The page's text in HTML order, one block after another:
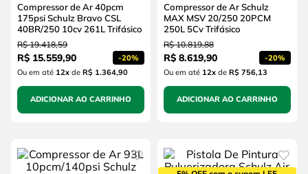
Compressor de Ar 40pcm
175psi Schulz Bravo CSL
40BR/250 10cv 261L Trifásico
R$ 19.418,59
R$ 15.559,90 -20%
Ou em até 12xde R$ 1.364,90
ADICIONAR AO CARRINHO
Compressor de Ar Schulz
MAX MSV 20/250 20PCM
250L 5Cv Trifásico
R$ 10.819,88
R$ 8.619,90 -20%
Ou em até 12xde R$ 756,13
ADICIONAR AO CARRINHO